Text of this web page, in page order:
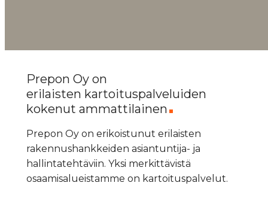
Prepon Oy on
erilaisten kartoituspalveluiden
kokenut ammattilainen
Prepon Oy on erikoistunut erilaisten
rakennushankkeiden asiantuntija- ja
hallintatehtäviin. Yksi merkittävistä
osaamisalueistamme on kartoituspalvelut.